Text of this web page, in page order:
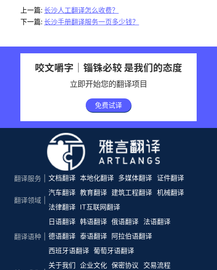
上一篇: 长沙人工翻译怎么收费？
下一篇: 长沙手册翻译服务一页多少钱？
咬文嚼字｜锱铢必较 是我们的态度
立即开始您的翻译项目
免费试译
翻译服务 文档翻译 本地化翻译 多媒体翻译 证件翻译
翻译领域
汽车翻译 教育翻译 建筑工程翻译 机械翻译
法律翻译
IT互联网翻译
翻译语种
日语翻译 韩语翻译 俄语翻译
法语翻译
德语翻译 泰语翻译 阿拉伯语翻译
西班牙语翻译 葡萄牙语翻译
关于我们 企业文化 保密协议 交易流程